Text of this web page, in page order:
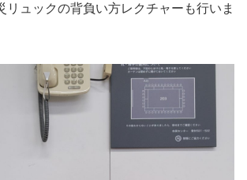
リュックの背負い方レクチャーも行いま